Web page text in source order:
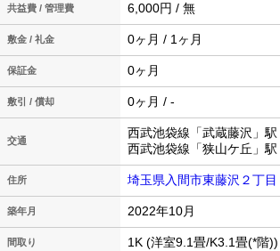
共益費 / 管理費 6,000円 / 無
敷金 / 礼金 0ヶ月 / 1ヶ月
保証金 0ヶ月
敷引 / 償却 0ヶ月 / -
交通
西武池袋線「武蔵藤沢」
西武池袋線「狭山ケ丘」
住所 埼玉県入間市東藤沢２丁目
築年月 2022年10月
間取り 1K (洋室9.1畳/K3.1畳(*階))